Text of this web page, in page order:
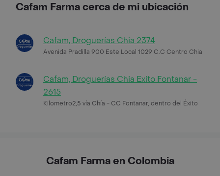
Cafam Farma cerca de mi ubicación
Cafam, Droguerías Chia 2374
Avenida Pradilla 900 Este Local 1029 C.C Centro Chia
Cafam, Droguerías Chia Exito Fontanar -
2615
Kilometro2,5 vía Chía - CC Fontanar, dentro del Éxito
Cafam Farma en Colombia